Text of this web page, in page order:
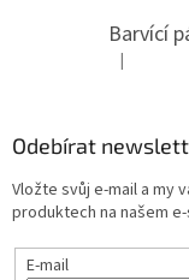
|
Odebírat
Vložte svůj e-mail a my
produktech na našem
E-mail